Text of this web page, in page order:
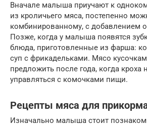
Вначале малыша приучают к
из кроличьего мяса, постепенно
комбинированному, с добавлением
Позже, когда у малыша появятся
блюда, приготовленные из фарша:
суп с фрикадельками. Мясо
предложить после года, когда кроха
управляться с комочками пищи.
Рецепты мяса для
Изначально малыша стоит